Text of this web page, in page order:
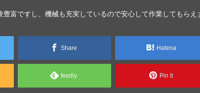
富ですし、機械も充実しているので安心して作業してもらえ
Share Hatena
feedly Pin it